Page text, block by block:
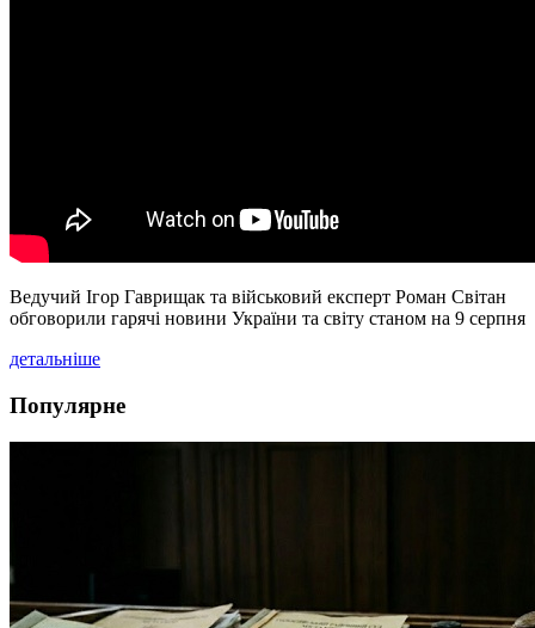
Ведучий Ігор Гаврищак та військовий експерт Роман Світан
обговорили гарячі новини України та світу станом на 9 серпня
детальніше
Популярне